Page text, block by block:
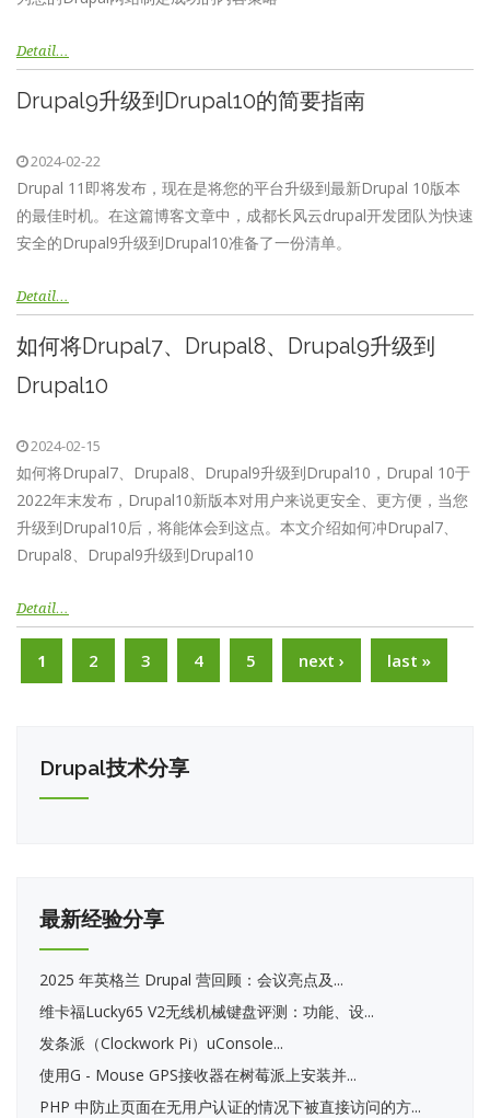
Detail…
Drupal9升级到Drupal10的简要指南
2024-02-22
Drupal 11即将发布，现在是将您的平台升级到最新Drupal 10版本
的最佳时机。在这篇博客文章中，成都长风云drupal开发团队为快速
安全的Drupal9升级到Drupal10准备了一份清单。
Detail…
如何将Drupal7、Drupal8、Drupal9升级到
Drupal10
2024-02-15
如何将Drupal7、Drupal8、Drupal9升级到Drupal10，Drupal 10于
2022年末发布，Drupal10新版本对用户来说更安全、更方便，当您
升级到Drupal10后，将能体会到这点。本文介绍如何冲Drupal7、
Drupal8、Drupal9升级到Drupal10
Detail…
Pages
1 2 3 4 5 next › last »
Drupal技术分享
最新经验分享
2025 年英格兰 Drupal 营回顾：会议亮点及...
维卡福Lucky65 V2无线机械键盘评测：功能、设...
发条派（Clockwork Pi）uConsole...
使用G - Mouse GPS接收器在树莓派上安装并...
PHP 中防止页面在无用户认证的情况下被直接访问的方...